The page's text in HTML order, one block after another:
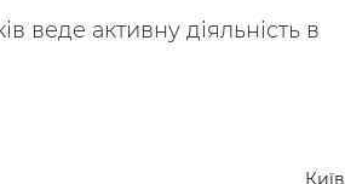
веде активну діяльність в
Київ